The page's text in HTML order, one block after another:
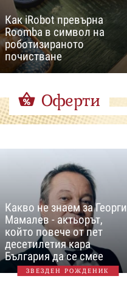
Как iRobot превърна
Roomba в символ на
роботизираното
почистване
Оферти
Какво не знаем за Георги
Мамалев - актьорът,
който повече от пет
десетилетия кара
България да се смее
ЗВЕЗДЕН РОЖДЕНИК